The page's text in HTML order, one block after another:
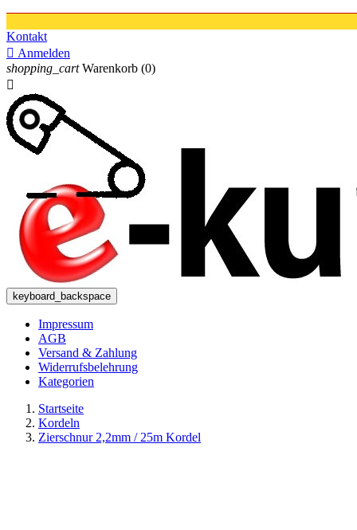
Kontakt
 Anmelden
shopping_cart Warenkorb (0)

keyboard_backspace
Impressum
AGB
Versand & Zahlung
Widerrufsbelehrung
Kategorien
Startseite
Kordeln
Zierschnur 2,2mm / 25m Kordel